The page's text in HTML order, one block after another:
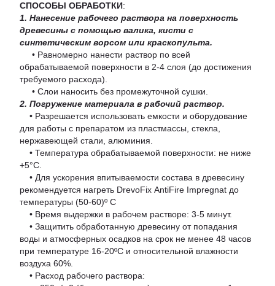
СПОСОБЫ ОБРАБОТКИ:
1. Нанесение рабочего раствора на поверхность
древесины с помощью валика, кисти с
синтетическим ворсом или краскопульта.
• Равномерно нанести раствор по всей
обрабатываемой поверхности в 2-4 слоя (до достижения
требуемого расхода).
• Слои наносить без промежуточной сушки.
2. Погружение материала в рабочий раствор.
• Разрешается использовать емкости и оборудование
для работы с препаратом из пластмассы, стекла,
нержавеющей стали, алюминия.
• Температура обрабатываемой поверхности: не ниже
+5°С.
• Для ускорения впитываемости состава в древесину
рекомендуется нагреть DrevoFix AntiFire Impregnat до
температуры (50-60)º С
• Время выдержки в рабочем растворе: 3-5 минут.
• Защитить обработанную древесину от попадания
воды и атмосферных осадков на срок не менее 48 часов
при температуре 16-20ºС и относительной влажности
воздуха 60%.
• Расход рабочего раствора: